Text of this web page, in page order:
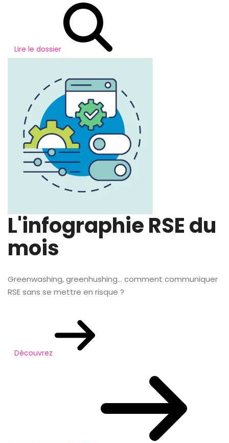
Lire le dossier
L'infographie RSE du
mois
Greenwashing, greenhushing… comment communiquer
RSE sans se mettre en risque ?
Découvrez